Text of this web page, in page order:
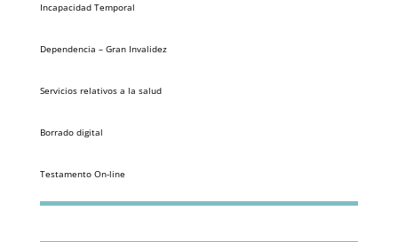
Incapacidad Temporal
Dependencia – Gran Invalidez
Servicios relativos a la salud
Borrado digital
Testamento On-line